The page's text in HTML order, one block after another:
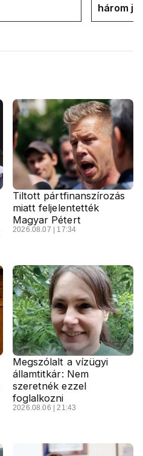
három
államfőt
Tiltott pártfinanszírozás
miatt feljelentették
Magyar Pétert
2026.08.07 | 17:34
Megszólalt a vízügyi
államtitkár: Nem
szeretnék ezzel
foglalkozni
2026.08.06 | 21:43